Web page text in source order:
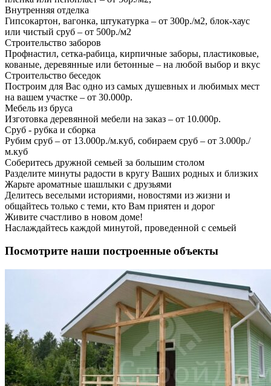
Внутренняя отделка
Гипсокартон, вагонка, штукатурка – от 300р./м2, блок-хаус
или чистый сруб – от 500р./м2
Строительство заборов
Профнастил, сетка-рабица, кирпичные заборы, пластиковые,
кованые, деревянные или бетонные – на любой выбор и вкус
Строительство беседок
Построим для Вас одно из самых душевных и любимых мест
на вашем участке – от 30.000р.
Мебель из бруса
Изготовка деревянной мебели на заказ – от 10.000р.
Сруб - рубка и сборка
Рубим сруб – от 13.000р./м.куб, собираем сруб – от 3.000р./
м.куб
Соберитесь дружной семьей за большим столом
Разделите минуты радости в кругу Ваших родных и близких
Жарьте ароматные шашлыки с друзьями
Делитесь веселыми историями, новостями из жизни и
общайтесь только с теми, кто Вам приятен и дорог
Живите счастливо в новом доме!
Наслаждайтесь каждой минутой, проведенной с семьей
Посмотрите наши построенные объекты